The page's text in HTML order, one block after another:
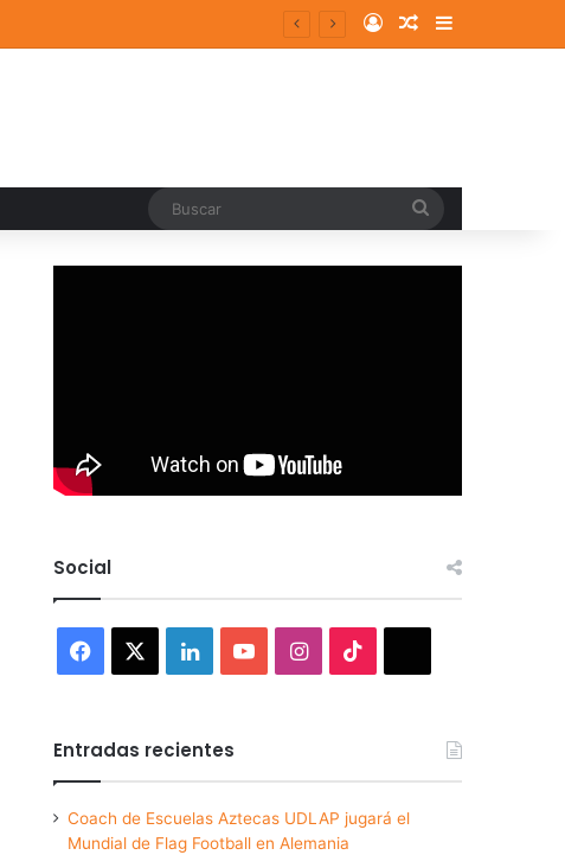
Log InRandom Article
Sidebar
Social
Facebook LinkedInYouTubeInstagram
Entradas recientes
Coach de Escuelas Aztecas UDLAP jugará el
Mundial de Flag Football en Alemania